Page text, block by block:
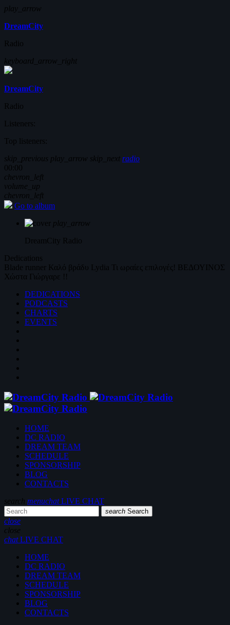
play_arrow
DreamCity
Radio
keyboard_arrow_right
DreamCity
Radio
Listeners:
Top listeners:
skip_previous play_arrow skip_next radio
00:00
chevron_left
volume_up
chevron_left
Go to album
play_arrow
DreamCity Radio
Dedications
Blade runner Καλό βράδυ Lydia Τι ωραίες επιλογές! ΒΕΔΟΥΙΝΟΣ
Χώστα Γιώργαρε !!
DEDICATIONS
PODCASTS
CHARTS
EVENTS
HOME
DC RADIO
DREAM TEAM
SCHEDULE
SPONSORSHIP
BLOG
CONTACTS
search menuchatLIVE CHAT
search Search
close
close
chatLIVE CHAT
HOME
DC RADIO
DREAM TEAM
SCHEDULE
SPONSORSHIP
BLOG
CONTACTS